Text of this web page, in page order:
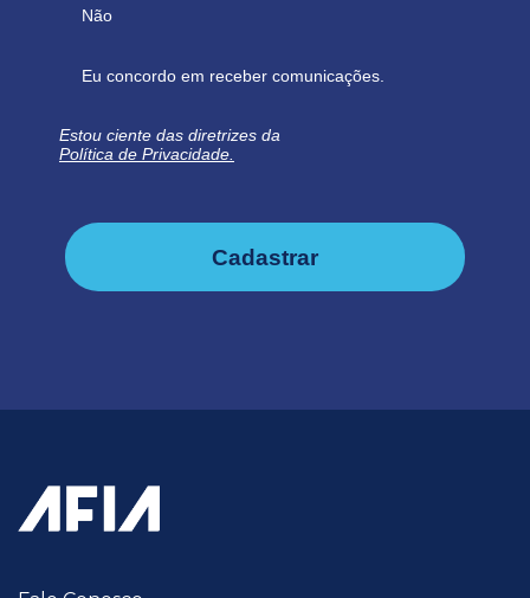
Não
Eu concordo em receber comunicações.
Estou ciente das diretrizes da
Política de Privacidade.
Cadastrar